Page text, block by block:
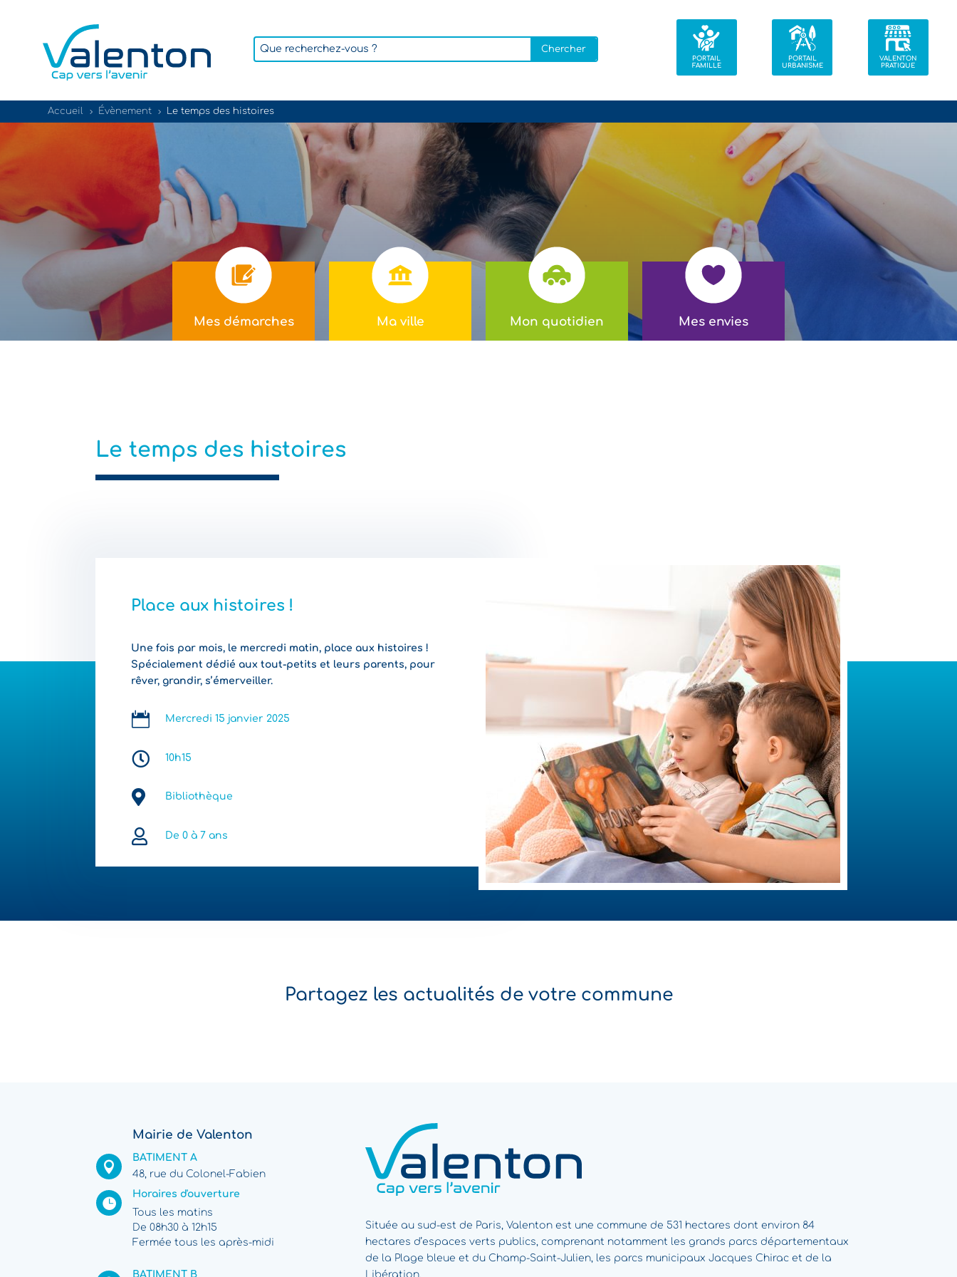
PORTAIL
FAMILLE
PORTAIL
URBANISME
VALENTON
PRATIQUE
Accueil 5 Évènement 5 Le temps des histoires
Mes démarches Ma ville Mon quotidien Mes envies
Le temps des histoires
Place aux histoires !
Une fois par mois, le mercredi matin, place aux histoires !
Spécialement dédié aux tout-petits et leurs parents, pour
rêver, grandir, s’émerveiller.
 Mercredi 15 janvier 2025
 10h15
 Bibliothèque
 De 0 à 7 ans
Partagez les actualités de votre commune
Mairie de Valenton

BATIMENT A
48, rue du Colonel-Fabien

Horaires d'ouverture
Tous les matins
De 08h30 à 12h15
Fermée tous les après-midi
BATIMENT B
Située au sud-est de Paris, Valenton est une commune de 531 hectares dont environ 84
hectares d’espaces verts publics, comprenant notamment les grands parcs départementaux
de la Plage bleue et du Champ-Saint-Julien, les parcs municipaux Jacques Chirac et de la
Libération.